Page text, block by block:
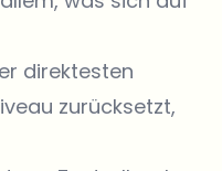
direktesten
zurücksetzt,